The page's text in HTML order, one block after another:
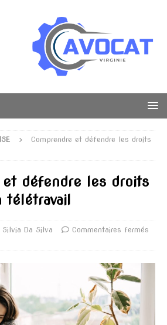
Comprendre et défendre les droits
et défendre les droits
télétravail
Silvia Da Silva Commentaires fermés